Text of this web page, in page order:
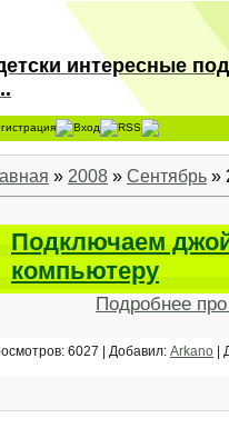
интересные
Вход RSS
» 2008 » Сентябрь »
Подключаем
компьютеру
Подробнее
6027 | Добавил: Arkano |